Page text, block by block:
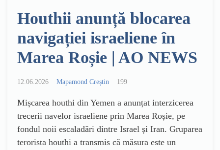
Houthii anunță blocarea
navigației israeliene în
Marea Roșie | AO NEWS
12.06.2026 Mapamond Creștin 199
Mișcarea houthi din Yemen a anunțat interzicerea
trecerii navelor israeliene prin Marea Roșie, pe
fondul noii escaladări dintre Israel și Iran. Gruparea
terorista houthi a transmis că măsura este un